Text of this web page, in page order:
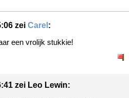
zei Carel :
een vrolijk stukkie!
zei Leo Lewin: